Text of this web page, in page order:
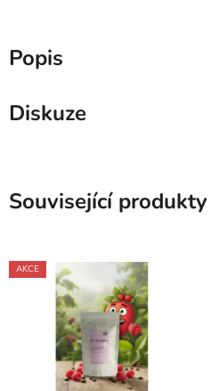
Popis
Diskuze
Související produkty
AKCE